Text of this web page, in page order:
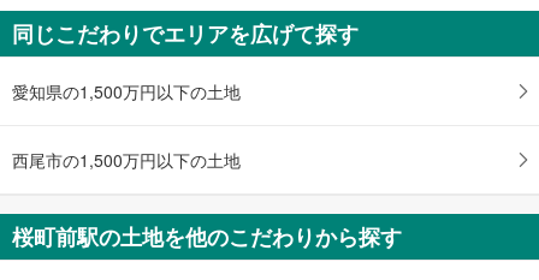
知
を
け
・
件
を
同じこだわりでエリアを広げて探す
愛知県の1,500万円以下の土地
西尾市の1,500万円以下の土地
桜町前駅の土地を他のこだわりから探す